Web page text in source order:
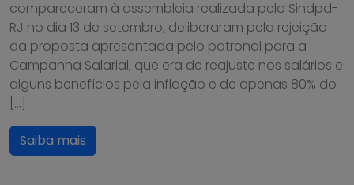
compareceram à assembleia realizada pelo Sindpd-
RJ no dia 13 de setembro, deliberaram pela rejeição
da proposta apresentada pelo patronal para a
Campanha Salarial, que era de reajuste nos salários e
alguns benefícios pela inflação e de apenas 80% do
[…]
Saiba mais